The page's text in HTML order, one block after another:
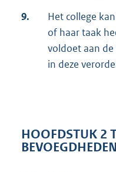
9.
Het college
of haar taak
voldoet aan
in deze
HOOFDSTUK 2
BEVOEGDHEDEN